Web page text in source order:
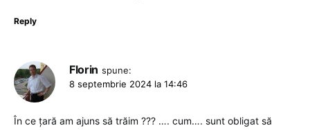
Reply
Florin spune:
8 septembrie 2024 la 14:46
În ce țară am ajuns să trăim ??? …. cum…. sunt obligat să